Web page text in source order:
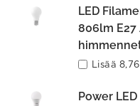
LED
806lm
Lisää 8,76
Power